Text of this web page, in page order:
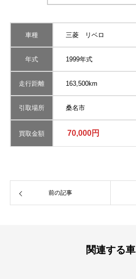
車種 三菱 リベロ
年式 1999年式
走行距離 163,500km
引取場所 桑名市
買取金額 70,000円
前の記事
関連する車